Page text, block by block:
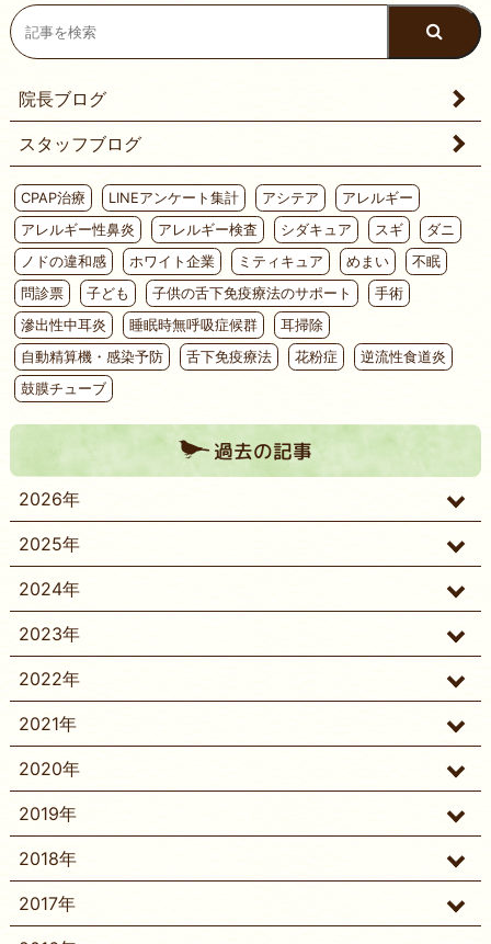
院長ブログ
スタッフブログ
CPAP治療 LINEアンケート集計 アシテア
アレルギー
アレルギー性鼻炎
アレルギー検査 シダキュア スギ
ダニ
ノドの違和感
ホワイト企業 ミティキュア めまい
不眠
問診票
子ども 子供の舌下免疫療法のサポート
手術
滲出性中耳炎
睡眠時無呼吸症候群
耳掃除
自動精算機・感染予防
舌下免疫療法 花粉症
逆流性食道炎
鼓膜チューブ
過去の記事
2026年
2025年
2024年
2023年
2022年
2021年
2020年
2019年
2018年
2017年